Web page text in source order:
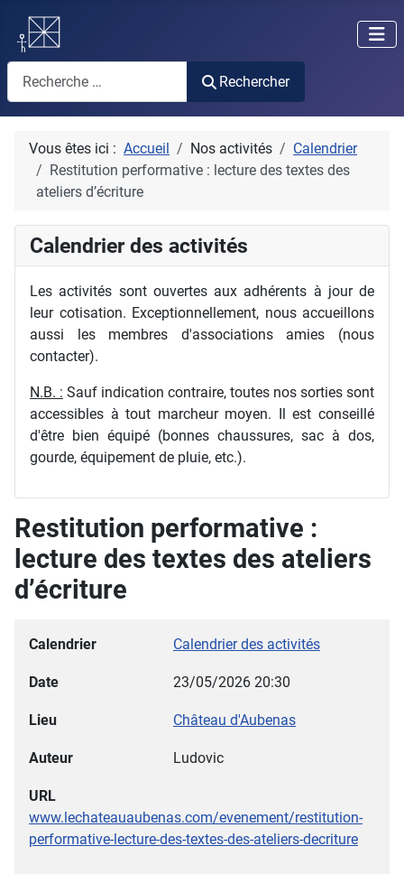
Rechercher
Rechercher
Vous êtes ici : Accueil Nos activités
Calendrier
Restitution performative : lecture des textes des
ateliers d’écriture
Calendrier des activités
Les activités sont ouvertes aux adhérents à jour de
leur cotisation. Exceptionnellement, nous accueillons
aussi les membres d'associations amies (nous
contacter).
N.B. : Sauf indication contraire, toutes nos sorties sont
accessibles à tout marcheur moyen. Il est conseillé
d'être bien équipé (bonnes chaussures, sac à dos,
gourde, équipement de pluie, etc.).
Restitution performative :
lecture des textes des ateliers
d’écriture
Calendrier Calendrier des activités
Date 23/05/2026 20:30
Lieu Château d'Aubenas
Auteur Ludovic
URL
www.lechateauaubenas.com/evenement/restitution-
performative-lecture-des-textes-des-ateliers-decriture